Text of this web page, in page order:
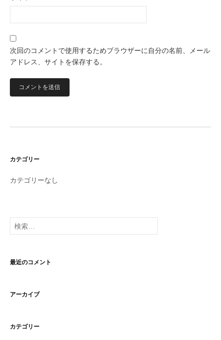
次回のコメントで使用するためブラウザーに自分の名前、メール
アドレス、サイトを保存する。
カテゴリー
カテゴリーなし
検
索:
最近のコメント
アーカイブ
カテゴリー